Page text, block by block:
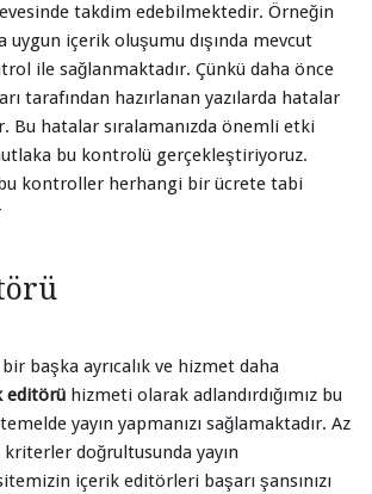
takdim edebilmektedir. Örneğin
uygun içerik oluşumu dışında mevcut
ile sağlanmaktadır. Çünkü daha önce
tarafından hazırlanan yazılarda hatalar
Bu hatalar sıralamanızda önemli etki
bu kontrolü gerçekleştiriyoruz.
kontroller herhangi bir ücrete tabi
başka ayrıcalık ve hizmet daha
editörü hizmeti olarak adlandırdığımız bu
yayın yapmanızı sağlamaktadır. Az
doğrultusunda yayın
içerik editörleri başarı şansınızı